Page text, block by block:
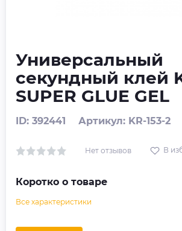
Универсальный
секундный клей
SUPER GLUE GEL
ID: 392441 Артикул: KR-153-2
Нет отзывов В
Коротко о товаре
Все характеристики